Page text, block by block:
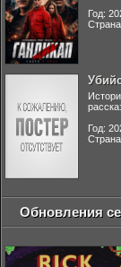
Год:
Год:
Обновления